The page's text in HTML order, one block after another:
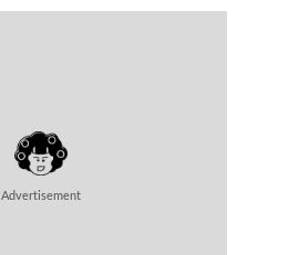
Advertisement